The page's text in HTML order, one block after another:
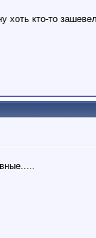
хоть кто-то